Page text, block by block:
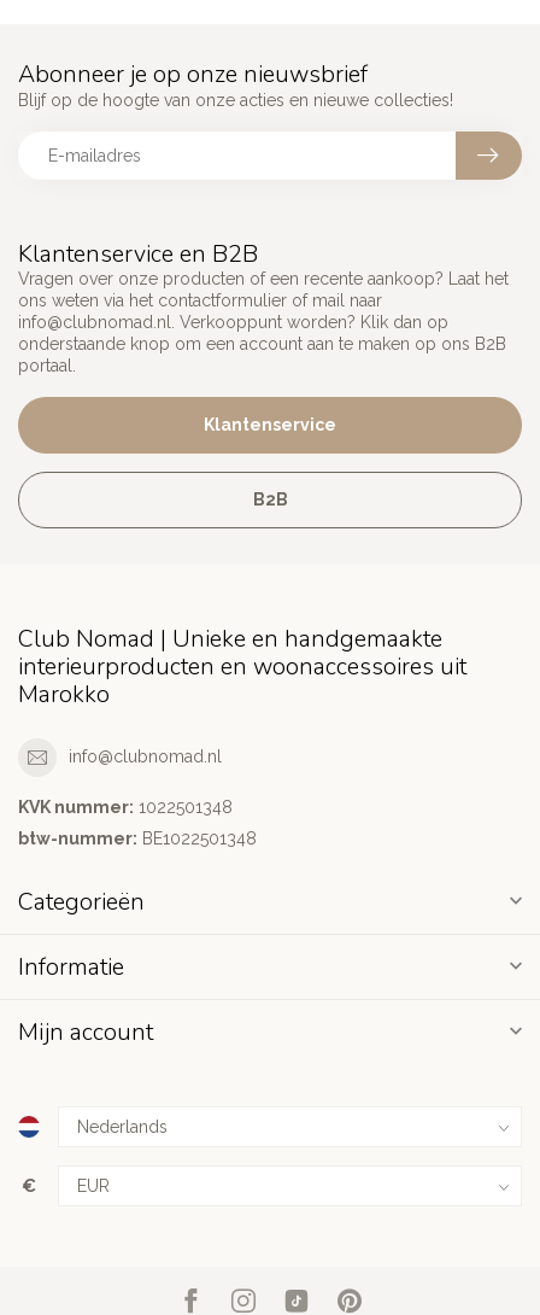
Klantenservice en B2B
Vragen over onze producten of een recente aankoop? Laat het
ons weten via het contactformulier of mail naar
info@clubnomad.nl
. Verkooppunt worden? Klik dan op
onderstaande knop om een account aan te maken op ons B2B
portaal.
Klantenservice
B2B
Abonneer je op onze nieuwsbrief
Blijf op de hoogte van onze acties en nieuwe collecties!
Club Nomad | Unieke en handgemaakte
interieurproducten en woonaccessoires uit
Marokko
info@clubnomad.nl
KVK nummer: 1022501348
btw-nummer: BE1022501348
Categorieën
Informatie
Mijn account
€